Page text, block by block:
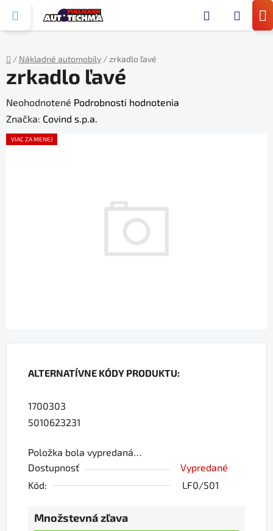
obsah
Domov
/ Nákladné automobily /zrkadlo ľavé
ALTERNATÍVNE KÓDY PRODUKTU:
1700303
5010623231
Položka bola vypredaná…
Dostupnosť
Vypredané
Kód:
LF0/501
Množstevná zľava
zrkadlo ľavé
Priemerné
hodnotenie
produktu
Neohodnotené Podrobnosti hodnotenia
Značka: Covind s.p.a.
VIAC ZA MENEJ